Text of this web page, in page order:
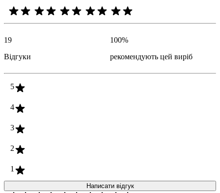
19
Відгуки
100%
рекомендують цей виріб
5
4
3
2
1
Написати відгук